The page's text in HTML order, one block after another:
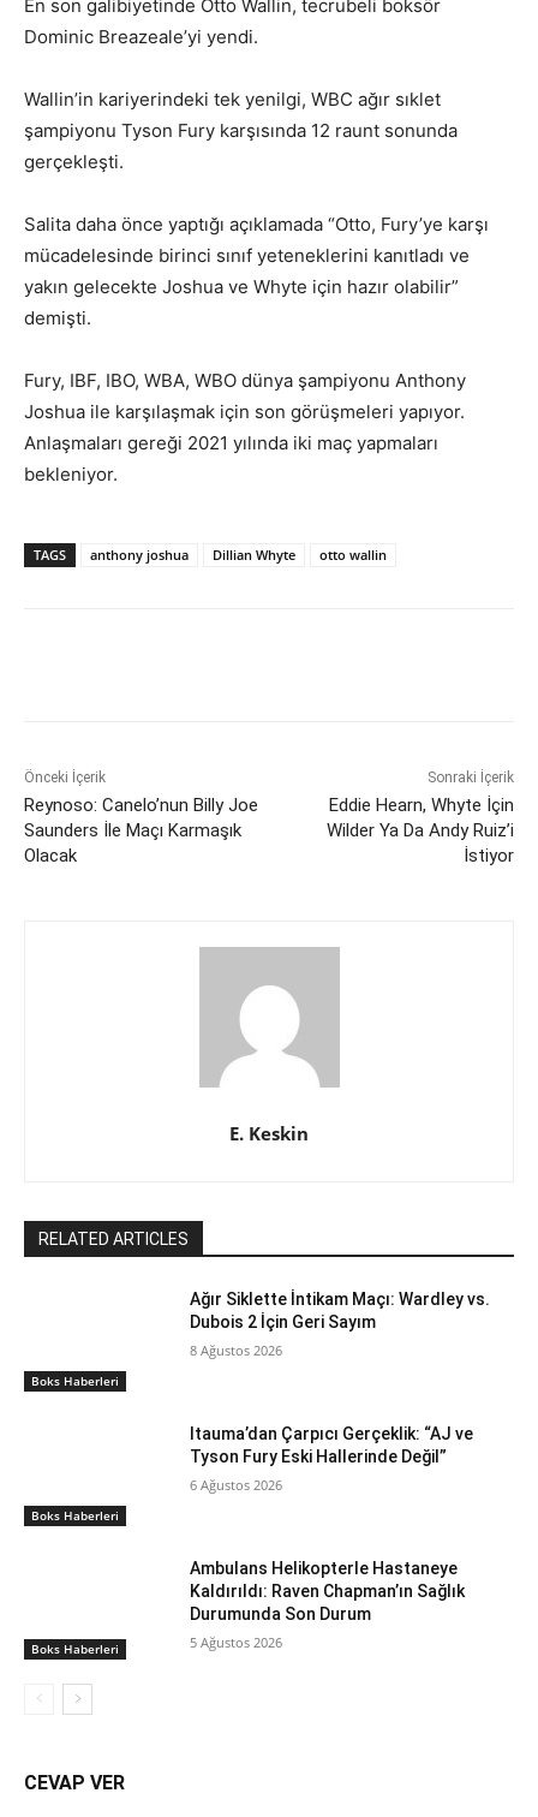
En son galibiyetinde Otto Wallin, tecrubeli boksör
Dominic Breazeale’yi yendi.
Wallin’in kariyerindeki tek yenilgi, WBC ağır sıklet
şampiyonu Tyson Fury karşısında 12 raunt sonunda
gerçekleşti.
Salita daha önce yaptığı açıklamada “Otto, Fury’ye karşı
mücadelesinde birinci sınıf yeteneklerini kanıtladı ve
yakın gelecekte Joshua ve Whyte için hazır olabilir”
demişti.
Fury, IBF, IBO, WBA, WBO dünya şampiyonu Anthony
Joshua ile karşılaşmak için son görüşmeleri yapıyor.
Anlaşmaları gereği 2021 yılında iki maç yapmaları
bekleniyor.
TAGS anthony joshua Dillian Whyte otto wallin
Önceki İçerik
Reynoso: Canelo’nun Billy Joe
Saunders İle Maçı Karmaşık
Olacak
Sonraki İçerik
Eddie Hearn, Whyte İçin
Wilder Ya Da Andy Ruiz’i
İstiyor
E. Keskin
RELATED ARTICLES
Boks Haberleri
Ağır Siklette İntikam Maçı: Wardley vs.
Dubois 2 İçin Geri Sayım
8 Ağustos 2026
Boks Haberleri
Itauma’dan Çarpıcı Gerçeklik: “AJ ve
Tyson Fury Eski Hallerinde Değil”
6 Ağustos 2026
Boks Haberleri
Ambulans Helikopterle Hastaneye
Kaldırıldı: Raven Chapman’ın Sağlık
Durumunda Son Durum
5 Ağustos 2026
CEVAP VER